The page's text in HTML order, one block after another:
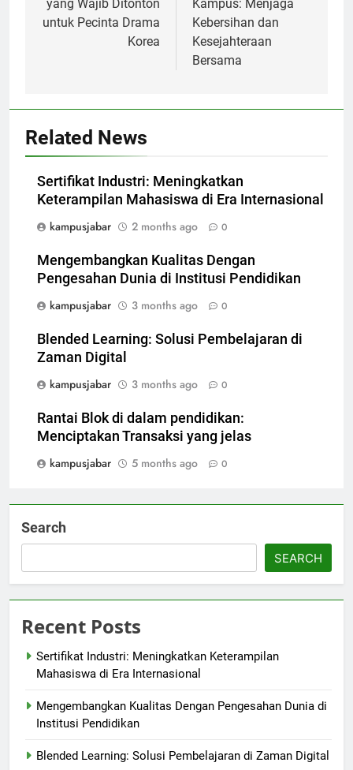
yang Wajib Ditonton
untuk Pecinta Drama
Korea
Kampus: Menjaga
Kebersihan dan
Kesejahteraan
Bersama
Related News
Sertifikat Industri: Meningkatkan
Keterampilan Mahasiswa di Era Internasional
kampusjabar
2 months ago 0
Mengembangkan Kualitas Dengan
Pengesahan Dunia di Institusi Pendidikan
kampusjabar
3 months ago 0
Blended Learning: Solusi Pembelajaran di
Zaman Digital
kampusjabar
3 months ago 0
Rantai Blok di dalam pendidikan:
Menciptakan Transaksi yang jelas
kampusjabar
5 months ago 0
Search
SEARCH
Recent Posts
Sertifikat Industri: Meningkatkan Keterampilan
Mahasiswa di Era Internasional
Mengembangkan Kualitas Dengan Pengesahan Dunia di
Institusi Pendidikan
Blended Learning: Solusi Pembelajaran di Zaman Digital